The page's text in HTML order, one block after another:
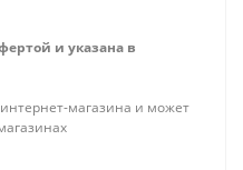
и указана в
магазина и может